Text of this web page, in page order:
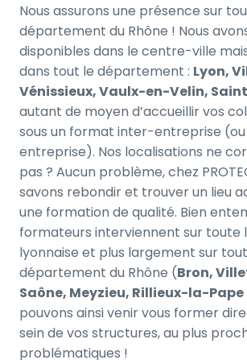
Nous assurons une présence sur
département du Rhône ! Nous
disponibles dans le centre-ville
dans tout le département : Lyon,
Vénissieux, Vaulx-en-Velin,
autant de moyen d’accueillir vos
sous un format inter-entreprise
entreprise). Nos localisations ne
pas ? Aucun problème, chez
savons rebondir et trouver un lieu
une formation de qualité. Bien
formateurs interviennent sur toute
lyonnaise et plus largement sur
département du Rhône (Bron,
Saône, Meyzieu, Rillieux-la-Pape
pouvons ainsi venir vous former
sein de vos structures, au plus
problématiques !